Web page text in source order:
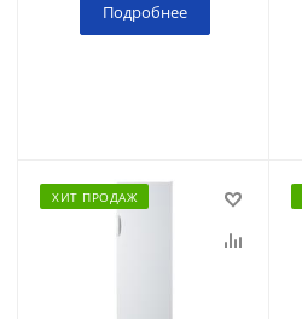
Подробнее
ХИТ ПРОДАЖ